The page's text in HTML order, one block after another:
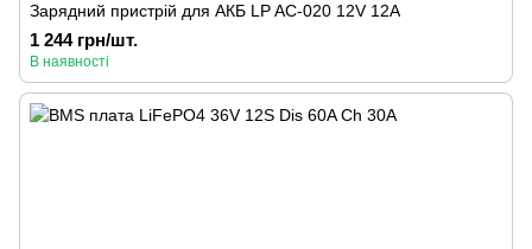
Зарядний пристрій для АКБ LP AC-020 12V 12A
1 244 грн/шт.
В наявності